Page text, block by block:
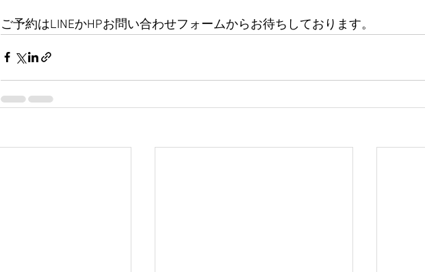
ご予約はLINEかHPお問い合わせフォームからお待ちしております。